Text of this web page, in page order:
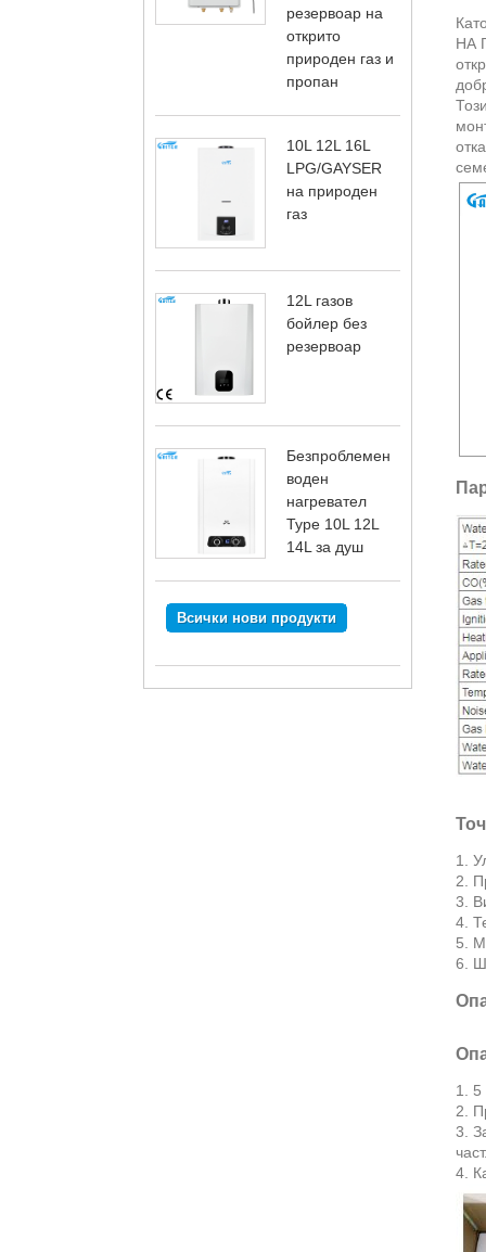
резервоар на
открито
природен газ и
пропан
10L 12L 16L
LPG/GAYSER
на природен
газ
12L газов
бойлер без
резервоар
Безпроблемен
воден
нагревател
Type 10L 12L
14L за душ
Всички нови продукти
НА
1.
2.
3.
4.
5.
6.
1. 5
2.
3.
4.